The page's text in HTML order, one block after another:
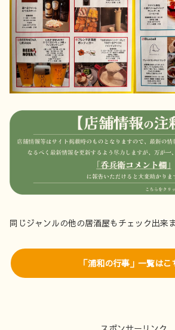
同じジャンルの他の居酒屋もチェック出来
「浦和の行事」一覧はこ